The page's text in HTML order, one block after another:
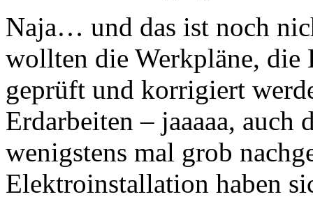
Naja… und das ist noch
wollten die Werkpläne, die
geprüft und korrigiert
Erdarbeiten – jaaaaa, auch
wenigstens mal grob
Elektroinstallation haben